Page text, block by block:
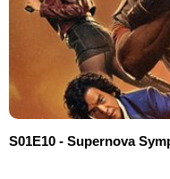
S01E10 - Supernova